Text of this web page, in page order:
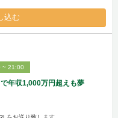
込む
~ 21:00
で年収1,000万円超えも夢